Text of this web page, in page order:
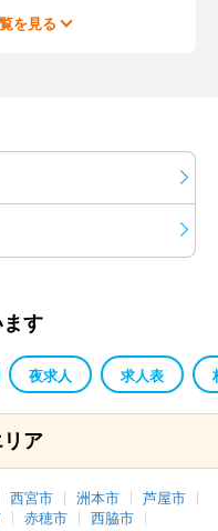
を見る
す
夜求人 求人表
リア
西宮市 洲本市
芦屋市
赤穂市
西脇市